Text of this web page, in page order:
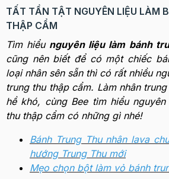
TẤT TẦN TẬT NGUYÊN LIỆU LÀM
THẬP CẨM
Tìm hiểu nguyên liệu làm bánh
cũng nên biết để có một chiếc
loại nhân sên sẵn thì có rất nhiều
trung thu thập cẩm. Làm nhân
hề khó, cùng Bee tìm hiểu
thu thập cẩm có những gì nhé!
Bánh Trung Thu nhân lava
hướng Trung Thu mới
Mẹo chọn bột làm vỏ bánh